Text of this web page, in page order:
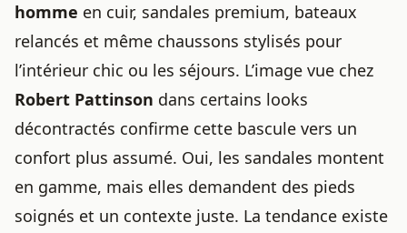
homme en cuir, sandales premium, bateaux
relancés et même chaussons stylisés pour
l’intérieur chic ou les séjours. L’image vue chez
Robert Pattinson dans certains looks
décontractés confirme cette bascule vers un
confort plus assumé. Oui, les sandales montent
en gamme, mais elles demandent des pieds
soignés et un contexte juste. La tendance existe